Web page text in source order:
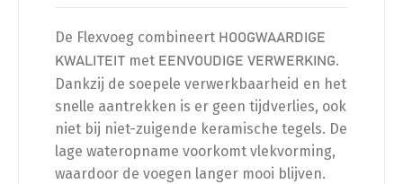
De Flexvoeg combineert HOOGWAARDIGE
KWALITEIT met EENVOUDIGE VERWERKING.
Dankzij de soepele verwerkbaarheid en het
snelle aantrekken is er geen tijdverlies, ook
niet bij niet-zuigende keramische tegels. De
lage wateropname voorkomt vlekvorming,
waardoor de voegen langer mooi blijven.